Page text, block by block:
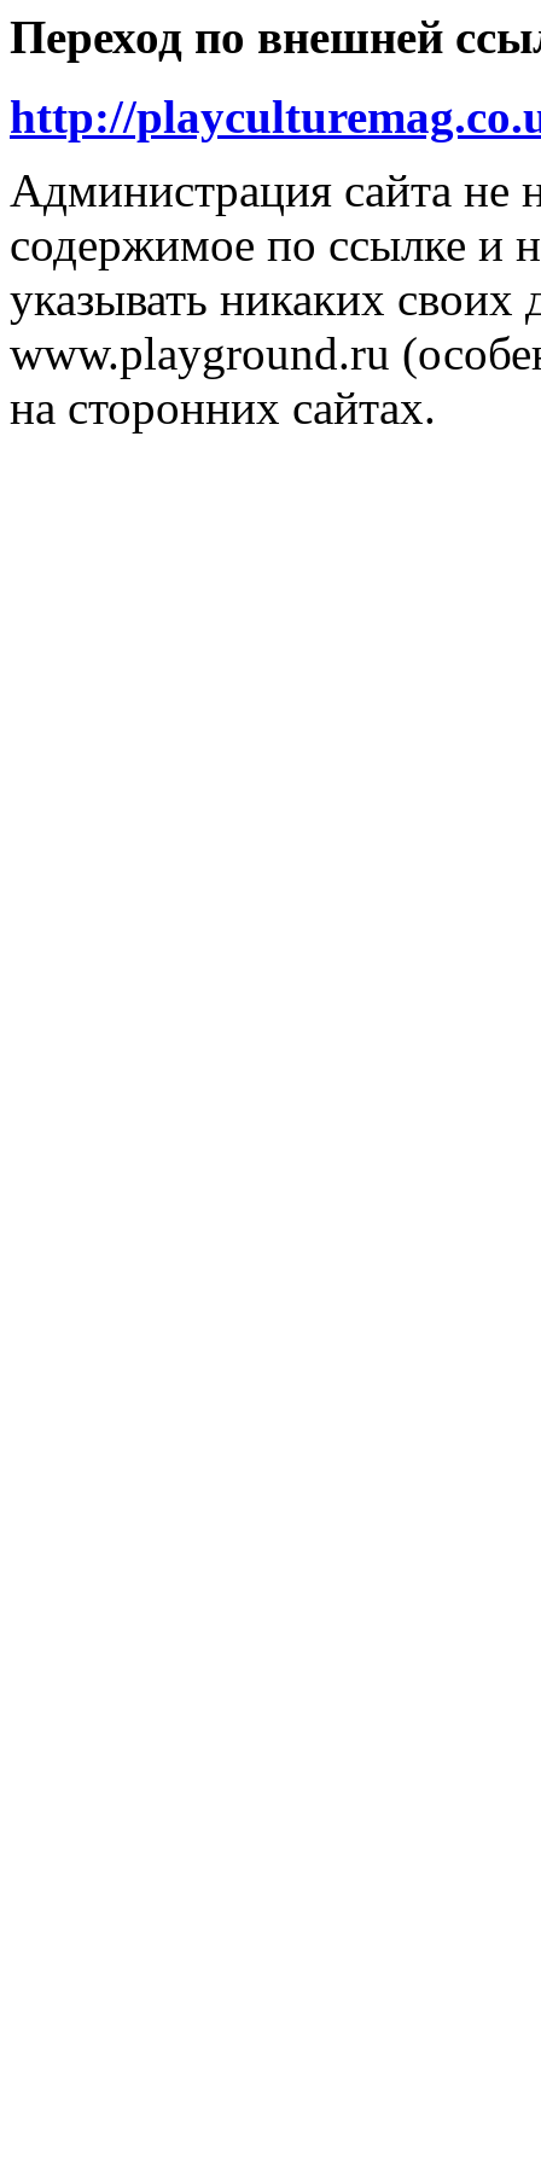
Переход по внешней
http://
Администрация сайта не
содержимое по ссылке и
указывать никаких
www.playground.ru
на сторонних сайтах.